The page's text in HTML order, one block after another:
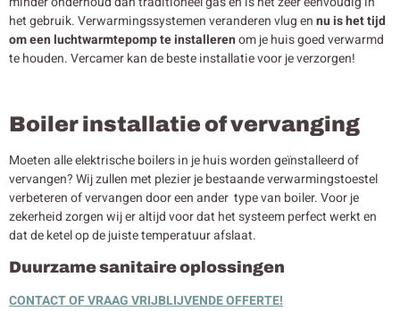
het gebruik. Verwarmingssystemen veranderen vlug ennu is het tijd
om een luchtwarmtepomp te installerenom je huis goed verwarmd
te houden. Vercamer kan de beste installatie voor je verzorgen!
Boiler installatie of vervanging
Moeten alle elektrische boilers in je huis worden geïnstalleerd of
vervangen? Wij zullen met plezier je bestaande verwarmingstoestel
verbeteren of vervangen door een ander type van boiler. Voor je
zekerheid zorgen wij er altijd voor dat het systeem perfect werkt en
dat de ketel op de juiste temperatuur afslaat.
Duurzame sanitaire oplossingen
CONTACT OF VRAAG VRIJBLIJVENDE OFFERTE!